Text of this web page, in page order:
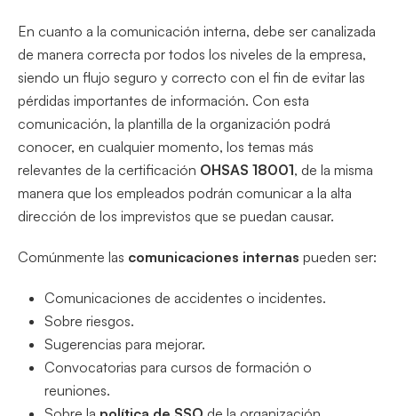
En cuanto a la comunicación interna, debe ser canalizada
de manera correcta por todos los niveles de la empresa,
siendo un flujo seguro y correcto con el fin de evitar las
pérdidas importantes de información. Con esta
comunicación, la plantilla de la organización podrá
conocer, en cualquier momento, los temas más
relevantes de la certificación OHSAS 18001, de la misma
manera que los empleados podrán comunicar a la alta
dirección de los imprevistos que se puedan causar.
Comúnmente las comunicaciones internas pueden ser:
Comunicaciones de accidentes o incidentes.
Sobre riesgos.
Sugerencias para mejorar.
Convocatorias para cursos de formación o
reuniones.